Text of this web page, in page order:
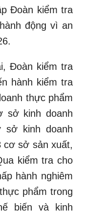
Đoàn kiểm tra
động vì an
Đoàn kiểm tra
hành kiểm tra
thực phẩm
sở kinh doanh
sở kinh doanh
cơ sở sản xuất,
kiểm tra cho
hành nghiêm
phẩm trong
biến và kinh